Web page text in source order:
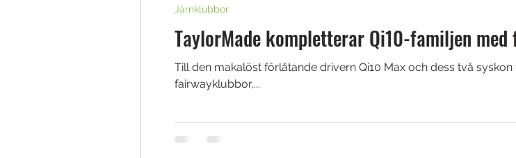
TaylorMade kompletterar Qi10-familjen
Till den makalöst förlåtande drivern Qi10 Max och dess två
fairwayklubbor,...
Järnklubbor